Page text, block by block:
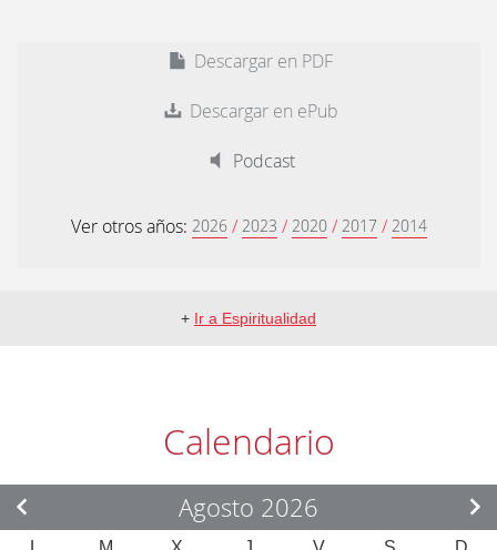
Descargar en PDF
Descargar en ePub
Podcast
Ver otros años: 2026 / 2023 / 2020 / 2017 / 2014
+ Ir a Espiritualidad
Calendario
Agosto 2026